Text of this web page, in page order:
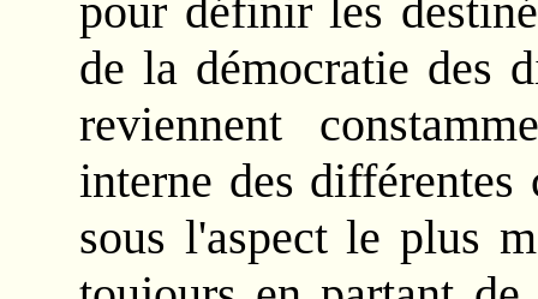
pour définir les
de la démocratie des
reviennent
interne des différentes
sous l'aspect le plus